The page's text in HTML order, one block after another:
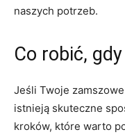
naszych potrzeb.
Co robić,
Jeśli Twoje
istnieją skuteczne
kroków, które warto